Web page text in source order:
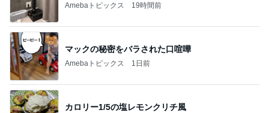
Amebaトピックス 19時間前
マックの秘密をバラされた口喧嘩
Amebaトピックス 1日前
カロリー1/5の塩レモンクリチ風